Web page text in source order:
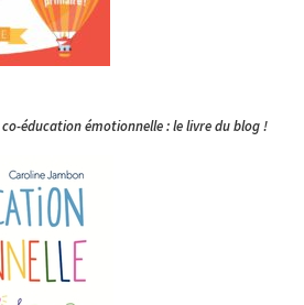
co-éducation émotionnelle : le livre du blog !